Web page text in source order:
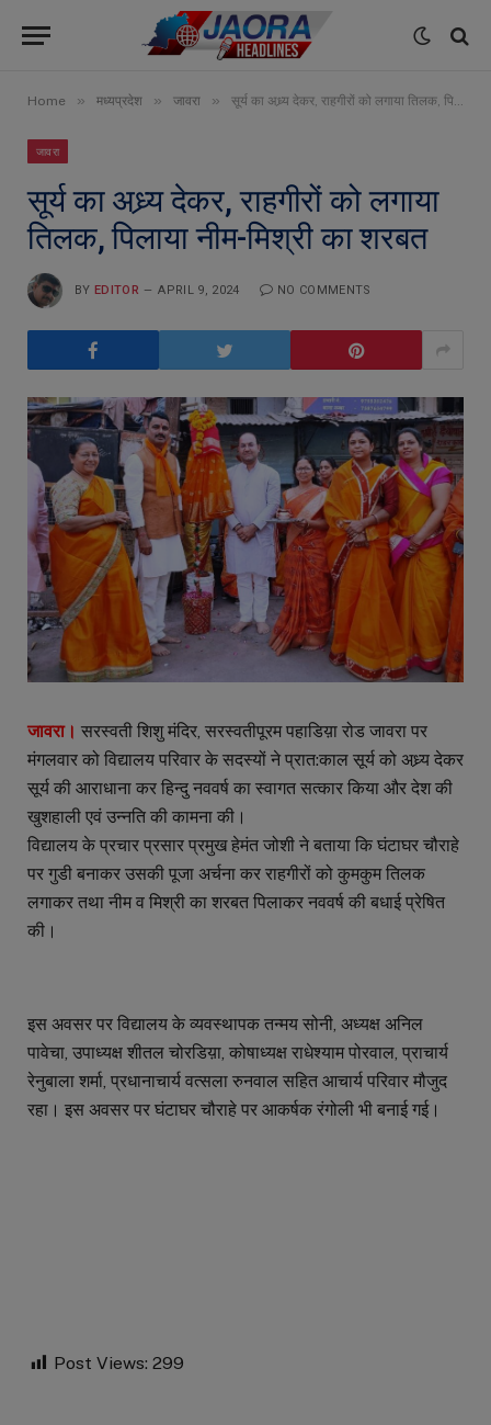
Home » मध्यप्रदेश » जावरा » सूर्य का अध्र्य देकर, राहगीरों को लगाया तिलक, पिलाया नीम-मिश्री का शरबत
जावरा
सूर्य का अध्र्य देकर, राहगीरों को लगाया
तिलक, पिलाया नीम-मिश्री का शरबत
BY EDITOR APRIL 9, 2024 NO COMMENTS
जावरा। सरस्वती शिशु मंदिर, सरस्वतीपूरम पहाडिय़ा रोड जावरा पर
मंगलवार को विद्यालय परिवार के सदस्यों ने प्रात:काल सूर्य को अध्र्य देकर
सूर्य की आराधाना कर हिन्दु नववर्ष का स्वागत सत्कार किया और देश की
खुशहाली एवं उन्नति की कामना की।
विद्यालय के प्रचार प्रसार प्रमुख हेमंत जोशी ने बताया कि घंटाघर चौराहे
पर गुडी बनाकर उसकी पूजा अर्चना कर राहगीरों को कुमकुम तिलक
लगाकर तथा नीम व मिश्री का शरबत पिलाकर नववर्ष की बधाई प्रेषित
की।
इस अवसर पर विद्यालय के व्यवस्थापक तन्मय सोनी, अध्यक्ष अनिल
पावेचा, उपाध्यक्ष शीतल चोरडिय़ा, कोषाध्यक्ष राधेश्याम पोरवाल, प्राचार्य
रेनुबाला शर्मा, प्रधानाचार्य वत्सला रुनवाल सहित आचार्य परिवार मौजुद
रहा। इस अवसर पर घंटाघर चौराहे पर आकर्षक रंगोली भी बनाई गई।
Post Views: 299